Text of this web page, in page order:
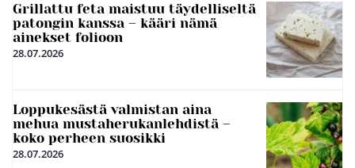
Grillattu feta maistuu täydelliseltä
patongin kanssa – kääri nämä
ainekset folioon
28.07.2026
Loppukesästä valmistan aina
mehua mustaherukanlehdistä –
koko perheen suosikki
28.07.2026